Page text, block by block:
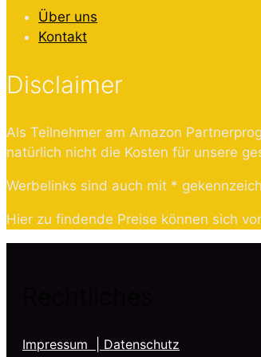
Über uns
Kontakt
Disclaimer
Als Teilnehmer am Amazon
natürlich nicht die Kosten für unsere
Werbelinks sind auch mit *
Hier zu findende Preise können sich
Impressum | Datenschutz